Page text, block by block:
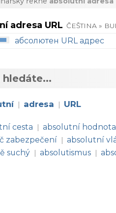
adresa URL ČEŠTINA »
абсолютен URL адрес
hledáte...
| adresa | URL
cesta | absolutní hodnota
zabezpečení | absolutní
suchý | absolutismus |